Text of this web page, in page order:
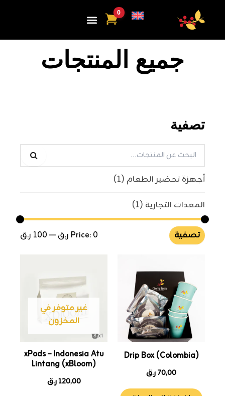
جميع المنتجات
تصفية
أجهزة تحضير الطعام(1)
المعدات التجارية(1)
تصفية Price:
—100 ر.ق
Drip Box (Colombia)
70,00ر.ق
غير متوفر في
المخزون
xPods – Indonesia Atu
Lintang (xBloom)
120,00ر.ق